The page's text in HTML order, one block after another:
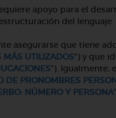
apoyo para el
del lenguaje.
asegurarse que tiene
MÁS UTILIZADOS") y que
"). Igualmente,
DE PRONOMBRES
NÚMERO Y PERSONA